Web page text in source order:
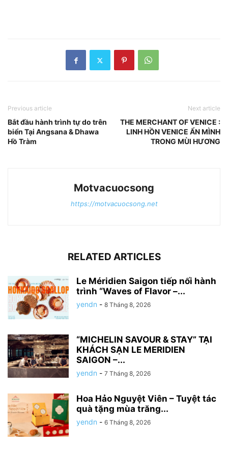
Previous article
Bắt đầu hành trình tự do trên
biển Tại Angsana & Dhawa
Hồ Tràm
Next article
THE MERCHANT OF VENICE :
LINH HỒN VENICE ẨN MÌNH
TRONG MÙI HƯƠNG
Motvacuocsong
https://motvacuocsong.net
RELATED ARTICLES
Le Méridien Saigon tiếp nối hành
trình “Waves of Flavor –...
yendn - 8 Tháng 8, 2026
“MICHELIN SAVOUR & STAY” TẠI
KHÁCH SẠN LE MERIDIEN
SAIGON –...
yendn - 7 Tháng 8, 2026
Hoa Hảo Nguyệt Viên – Tuyệt tác
quà tặng mùa trăng...
yendn - 6 Tháng 8, 2026